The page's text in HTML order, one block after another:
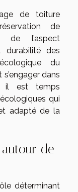
de toiture
de
de l’aspect
durabilité des
du
dans
il est temps
qui
adapté de la
de
déterminant